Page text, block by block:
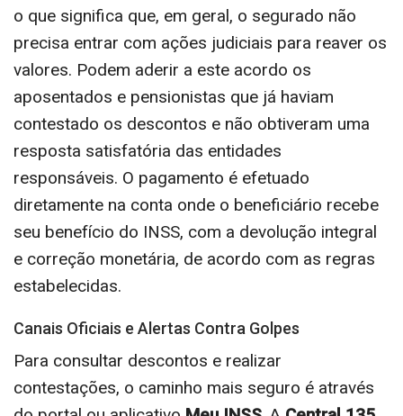
o que significa que, em geral, o segurado não
precisa entrar com ações judiciais para reaver os
valores. Podem aderir a este acordo os
aposentados e pensionistas que já haviam
contestado os descontos e não obtiveram uma
resposta satisfatória das entidades
responsáveis. O pagamento é efetuado
diretamente na conta onde o beneficiário recebe
seu benefício do INSS, com a devolução integral
e correção monetária, de acordo com as regras
estabelecidas.
Canais Oficiais e Alertas Contra Golpes
Para consultar descontos e realizar
contestações, o caminho mais seguro é através